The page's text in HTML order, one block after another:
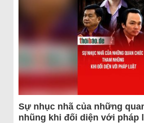
Sự nhục nhã của những
nhũng khi đối diện với pháp